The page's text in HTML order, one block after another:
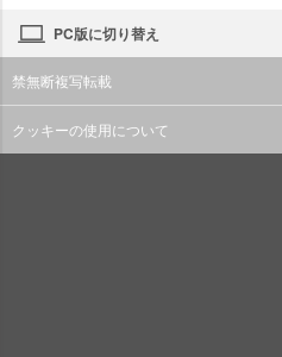
PC版に切り替え
禁無断複写転載
クッキーの使用について